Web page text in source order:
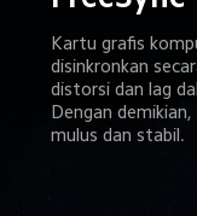
Kartu grafis
disinkronkan
distorsi dan lag
Dengan
mulus dan stabil.